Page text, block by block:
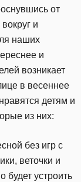
от
и
наших
и
возникает
в весеннее
детям и
из них:
без игр с
веточки и
будет устроить